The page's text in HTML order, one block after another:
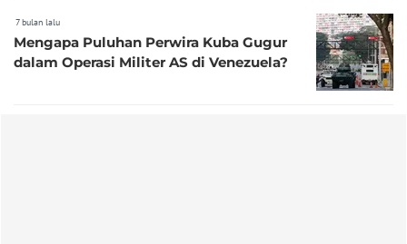
7 bulan lalu
Mengapa Puluhan Perwira Kuba Gugur
dalam Operasi Militer AS di Venezuela?